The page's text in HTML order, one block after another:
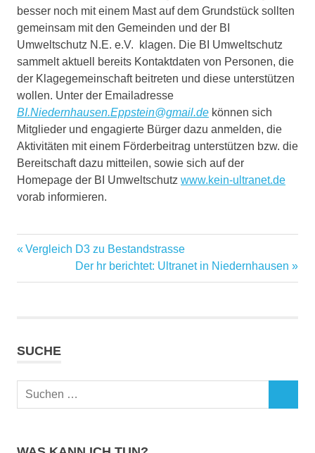
besser noch mit einem Mast auf dem Grundstück sollten
gemeinsam mit den Gemeinden und der BI
Umweltschutz N.E. e.V. klagen. Die BI Umweltschutz
sammelt aktuell bereits Kontaktdaten von Personen, die
der Klagegemeinschaft beitreten und diese unterstützen
wollen. Unter der Emailadresse
BI.Niedernhausen.Eppstein@gmail.de können sich
Mitglieder und engagierte Bürger dazu anmelden, die
Aktivitäten mit einem Förderbeitrag unterstützen bzw. die
Bereitschaft dazu mitteilen, sowie sich auf der
Homepage der BI Umweltschutz www.kein-ultranet.de
vorab informieren.
Beitragsnavigation
Vorheriger
Vergleich D3 zu Bestandstrasse
Nächster
Beitrag:
Der hr berichtet: Ultranet in Niedernhausen
SUCHE
Suchen